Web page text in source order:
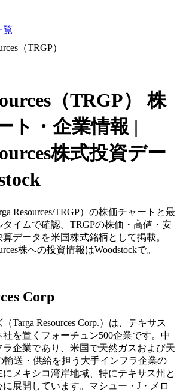
覧
（TRGP）
（TRGP）
株
ト・企業情報 |
株式投資デー
Resources/TRGP）の株価チャートと最
イムで確認。TRGPの株価・高値・安
データを米国株式銘柄として掲載。
株への投資情報はWoodstockで。
Corp
Targa Resources Corp.）は、テキサス
を置くフォーチュン500企業です。中
企業であり、米国で天然ガスおよび天
輸送・供給を担う大手インフラ企業の
メキシコ湾岸地域、特にテキサス州と
展開しています。マシュー・J・メロ